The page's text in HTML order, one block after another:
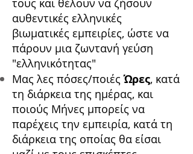
τους και θέλουν να ζήσουν
αυθεντικές ελληνικές
βιωματικές εμπειρίες, ώστε να
πάρουν μια ζωντανή γεύση
"ελληνικότητας"
Μας λες πόσες/ποιέςΏρες, κατά
τη διάρκεια της ημέρας, και
ποιούς Μήνες μπορείς να
παρέχεις την εμπειρία, κατά τη
διάρκεια της οποίας θα είσαι